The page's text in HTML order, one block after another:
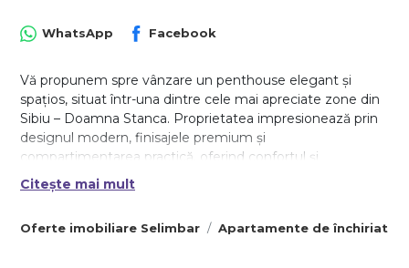
Oferte imobiliare Selimbar Apartamente de închiriat
WhatsApp Facebook
Vă propunem spre vânzare un penthouse elegant și
spațios, situat într-una dintre cele mai apreciate zone din
Sibiu – Doamna Stanca. Proprietatea impresionează prin
designul modern, finisajele premium și
compartimentarea practică, oferind confortul și
rafinamentul unei locuințe exclusiviste.
Suprafață utilă: 105 mp
Citește mai mult